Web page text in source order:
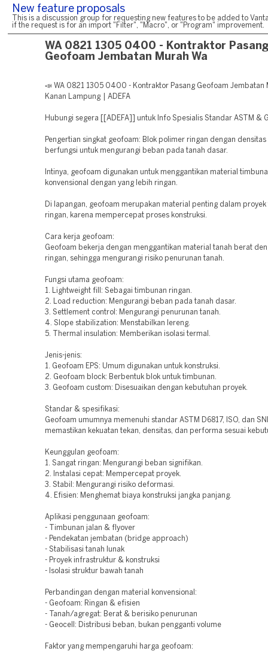
New feature proposals
This is a discussion group for requesting new features to be added to
if the request is for an import "Filter", "Macro", or "Program" improvement.
WA 0821 1305 0400 - Kontraktor
Geofoam Jembatan Murah Wa
📣 WA 0821 1305 0400 - Kontraktor Pasang Geofoam Jembatan
Kanan Lampung | ADEFA
Hubungi segera [[ADEFA]] untuk Info Spesialis Standar ASTM &
Pengertian singkat geofoam: Blok polimer ringan dengan
berfungsi untuk mengurangi beban pada tanah dasar.
Intinya, geofoam digunakan untuk menggantikan material
konvensional dengan yang lebih ringan.
Di lapangan, geofoam merupakan material penting dalam
ringan, karena mempercepat proses konstruksi.
Cara kerja geofoam:
Geofoam bekerja dengan menggantikan material tanah berat
ringan, sehingga mengurangi risiko penurunan tanah.
Fungsi utama geofoam:
1. Lightweight fill: Sebagai timbunan ringan.
2. Load reduction: Mengurangi beban pada tanah dasar.
3. Settlement control: Mengurangi penurunan tanah.
4. Slope stabilization: Menstabilkan lereng.
5. Thermal insulation: Memberikan isolasi termal.
Jenis-jenis:
1. Geofoam EPS: Umum digunakan untuk konstruksi.
2. Geofoam block: Berbentuk blok untuk timbunan.
3. Geofoam custom: Disesuaikan dengan kebutuhan proyek.
Standar & spesifikasi:
Geofoam umumnya memenuhi standar ASTM D6817, ISO, dan
memastikan kekuatan tekan, densitas, dan performa sesuai
Keunggulan geofoam:
1. Sangat ringan: Mengurangi beban signifikan.
2. Instalasi cepat: Mempercepat proyek.
3. Stabil: Mengurangi risiko deformasi.
4. Efisien: Menghemat biaya konstruksi jangka panjang.
Aplikasi penggunaan geofoam:
- Timbunan jalan & flyover
- Pendekatan jembatan (bridge approach)
- Stabilisasi tanah lunak
- Proyek infrastruktur & konstruksi
- Isolasi struktur bawah tanah
Perbandingan dengan material konvensional:
- Geofoam: Ringan & efisien
- Tanah/agregat: Berat & berisiko penurunan
- Geocell: Distribusi beban, bukan pengganti volume
Faktor yang mempengaruhi harga geofoam: